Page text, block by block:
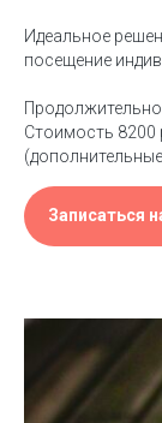
Идеальное
посещение
Стоимость 8200
Записаться